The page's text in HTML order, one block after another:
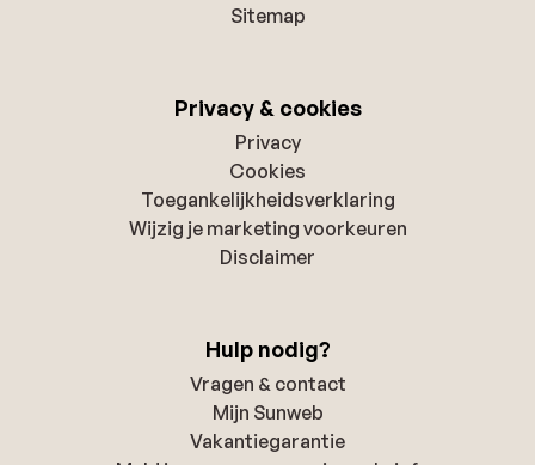
Sitemap
Privacy & cookies
Privacy
Cookies
Toegankelijkheidsverklaring
Wijzig je marketing voorkeuren
Disclaimer
Hulp nodig?
Vragen & contact
Mijn Sunweb
Vakantiegarantie